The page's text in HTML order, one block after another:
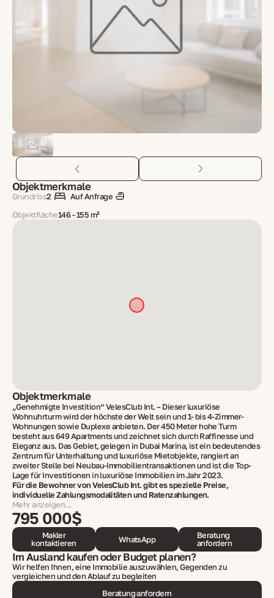
Objektmerkmale
Grundriss2
Auf Anfrage
Objektfläche146 - 155 m²
Objektmerkmale
„Genehmigte Investition“ VelesClub Int. – Dieser luxuriöse
Wohnuhrturm wird der höchste der Welt sein und 1- bis 4-Zimmer-
Wohnungen sowie Duplexe anbieten. Der 450 Meter hohe Turm
besteht aus 649 Apartments und zeichnet sich durch Raffinesse und
Eleganz aus. Das Gebiet, gelegen in Dubai Marina, ist ein bedeutendes
Zentrum für Unterhaltung und luxuriöse Mietobjekte, rangiert an
zweiter Stelle bei Neubau-Immobilientransaktionen und ist die Top-
Lage für Investitionen in luxuriöse Immobilien im Jahr 2023.
Für die Bewohner von VelesClub Int. gibt es spezielle Preise,
individuelle Zahlungsmodalitäten und Ratenzahlungen.
Mehr anzeigen...
795 000$
Makler
kontaktieren
WhatsApp
Beratung
anfordern
Im Ausland kaufen oder Budget planen?
Wir helfen Ihnen, eine Immobilie auszuwählen, Gegenden zu
vergleichen und den Ablauf zu begleiten
Beratung anfordern